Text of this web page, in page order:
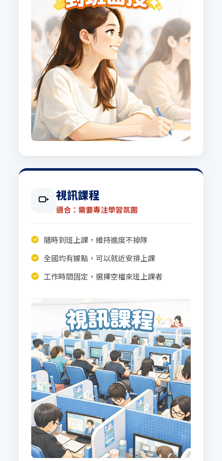
視訊課程
適合：需要專注學習氛圍
隨時到班上課，維持進度不掉隊
全國均有據點，可以就近安排上課
工作時間固定，選擇空檔來班上課者